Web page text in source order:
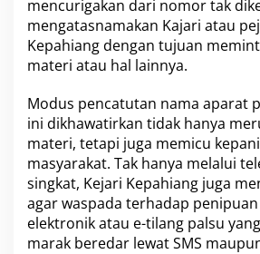
mencurigakan dari nomor tak
mengatasnamakan Kajari atau
Kepahiang dengan tujuan
materi atau hal lainnya.
Modus pencatutan nama aparat
ini dikhawatirkan tidak hanya
materi, tetapi juga memicu
masyarakat. Tak hanya melalui
singkat, Kejari Kepahiang juga
agar waspada terhadap
elektronik atau e-tilang palsu
marak beredar lewat SMS